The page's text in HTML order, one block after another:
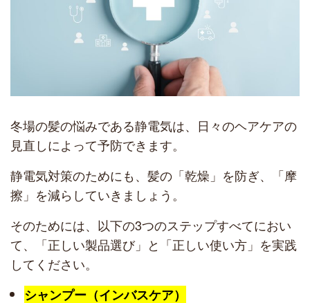
冬場の髪の悩みである静電気は、日々のヘアケアの
見直しによって予防できます。
静電気対策のためにも、髪の「乾燥」を防ぎ、「摩
擦」を減らしていきましょう。
そのためには、以下の3つのステップすべてにおい
て、「正しい製品選び」と「正しい使い方」を実践
してください。
シャンプー（インバスケア）